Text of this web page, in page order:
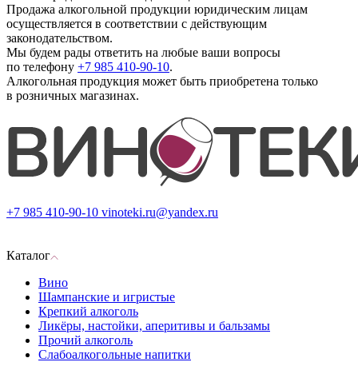
Продажа алкогольной продукции юридическим лицам
осуществляется в соответствии с действующим
законодательством.
Мы будем рады ответить на любые ваши вопросы
по телефону +7 985 410-90-10.
Алкогольная продукция может быть приобретена только
в розничных магазинах.
+7 985 410-90-10 vinoteki.ru@yandex.ru
Каталог
Вино
Шампанские и игристые
Крепкий алкоголь
Ликёры, настойки, аперитивы и бальзамы
Прочий алкоголь
Слабоалкогольные напитки